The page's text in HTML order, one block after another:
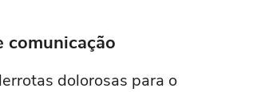
comunicação
dolorosas para o